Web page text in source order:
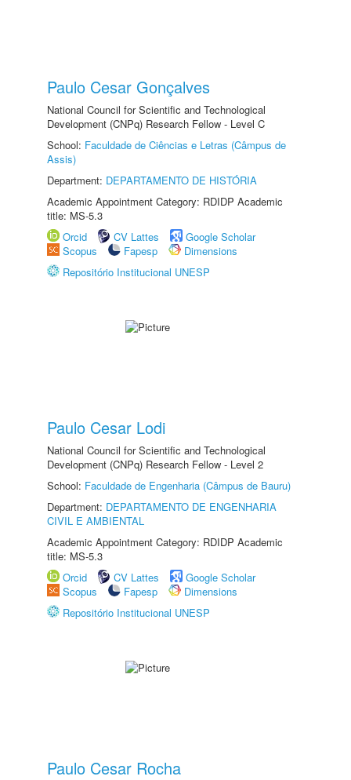
Paulo Cesar Gonçalves
National Council for Scientific and Technological
Development (CNPq) Research Fellow - Level C
School: Faculdade de Ciências e Letras (Câmpus de
Assis)
Department: DEPARTAMENTO DE HISTÓRIA
Academic Appointment Category: RDIDP Academic
title: MS-5.3
Orcid
CV Lattes
Google Scholar
Scopus
Fapesp
Dimensions
Repositório Institucional UNESP
Paulo Cesar Lodi
National Council for Scientific and Technological
Development (CNPq) Research Fellow - Level 2
School: Faculdade de Engenharia (Câmpus de Bauru)
Department: DEPARTAMENTO DE ENGENHARIA
CIVIL E AMBIENTAL
Academic Appointment Category: RDIDP Academic
title: MS-5.3
Orcid
CV Lattes
Google Scholar
Scopus
Fapesp
Dimensions
Repositório Institucional UNESP
Paulo Cesar Rocha